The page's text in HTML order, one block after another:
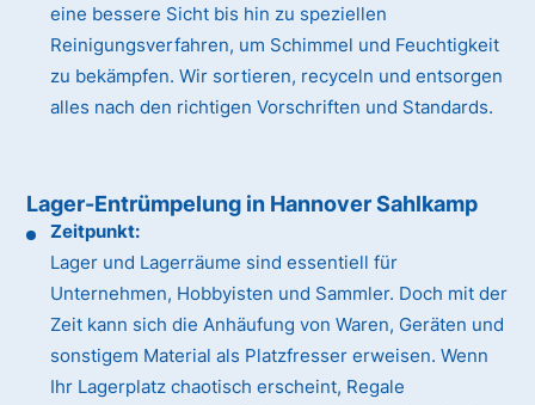
eine bessere Sicht bis hin zu speziellen
Reinigungsverfahren, um Schimmel und Feuchtigkeit
zu bekämpfen. Wir sortieren, recyceln und entsorgen
alles nach den richtigen Vorschriften und Standards.
Lager-Entrümpelung in Hannover Sahlkamp
Zeitpunkt:
Lager und Lagerräume sind essentiell für
Unternehmen, Hobbyisten und Sammler. Doch mit der
Zeit kann sich die Anhäufung von Waren, Geräten und
sonstigem Material als Platzfresser erweisen. Wenn
Ihr Lagerplatz chaotisch erscheint, Regale